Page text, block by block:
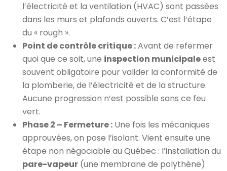
l’électricité et la ventilation (HVAC) sont passées
dans les murs et plafonds ouverts. C’est l’étape
du « rough ».
Point de contrôle critique :Avant de refermer
quoi que ce soit, une inspection municipaleest
souvent obligatoire pour valider la conformité de
la plomberie, de l’électricité et de la structure.
Aucune progression n’est possible sans ce feu
vert.
Phase 2 – Fermeture : Une fois les mécaniques
approuvées, on pose l’isolant. Vient ensuite une
étape non négociable au Québec : l’installation du
pare-vapeur (une membrane de polythène)